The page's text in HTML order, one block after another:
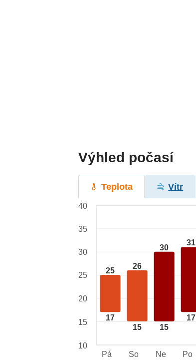
Výhled počasí
Teplota Vítr
25
17
26
15
30
15
31
17
40
35
30
25
20
15
10
Pá
So Ne Po